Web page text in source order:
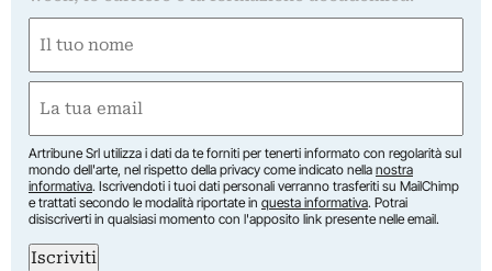
(Required)
First
(Required)
Artribune Srl utilizza i dati da te forniti per tenerti informato con regolarità sul
mondo dell'arte, nel rispetto della privacy come indicato nella nostra
informativa. Iscrivendoti i tuoi dati personali verranno trasferiti su MailChimp
e trattati secondo le modalità riportate in questa informativa. Potrai
disiscriverti in qualsiasi momento con l'apposito link presente nelle email.
Iscriviti